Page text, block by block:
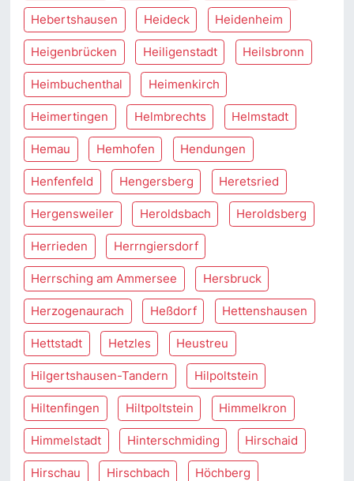
Hebertshausen Heideck Heidenheim
Heigenbrücken Heiligenstadt Heilsbronn
Heimbuchenthal Heimenkirch
Heimertingen Helmbrechts Helmstadt
Hemau Hemhofen Hendungen
Henfenfeld Hengersberg Heretsried
Hergensweiler Heroldsbach Heroldsberg
Herrieden Herrngiersdorf
Herrsching am Ammersee Hersbruck
Herzogenaurach Heßdorf Hettenshausen
Hettstadt Hetzles Heustreu
Hilgertshausen-Tandern Hilpoltstein
Hiltenfingen Hiltpoltstein Himmelkron
Himmelstadt Hinterschmiding Hirschaid
Hirschau Hirschbach Höchberg